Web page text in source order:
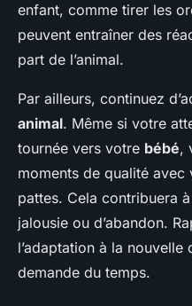
enfant, comme tirer les
peuvent entraîner des
part de l’animal.
Par ailleurs, continuez
animal. Même si votre
tournée vers votre bébé,
moments de qualité
pattes. Cela contribuera
jalousie ou d’abandon.
l’adaptation à la
demande du temps.